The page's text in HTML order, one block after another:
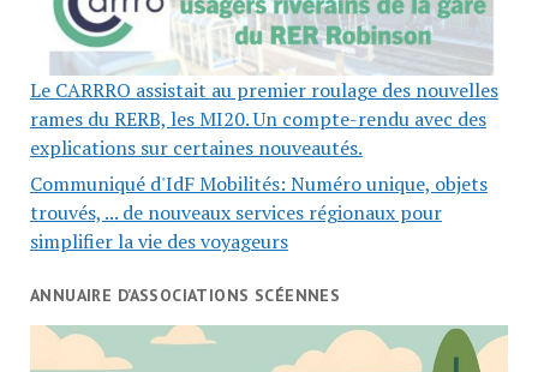
Le CARRRO assistait au premier roulage des nouvelles
rames du RERB, les MI20. Un compte-rendu avec des
explications sur certaines nouveautés.
Communiqué d'IdF Mobilités: Numéro unique, objets
trouvés, ... de nouveaux services régionaux pour
simplifier la vie des voyageurs
ANNUAIRE D’ASSOCIATIONS SCÉENNES